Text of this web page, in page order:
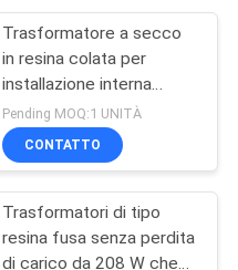
colata
Trasformatore a secco
in resina colata per
installazione interna
11~35kV con vita utile di
20 anni
Pending MOQ:1 UNITÀ
CONTATTO
Trasformatori di tipo
resina fusa senza perdita
di carico da 208 W che